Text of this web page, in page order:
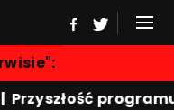
programu